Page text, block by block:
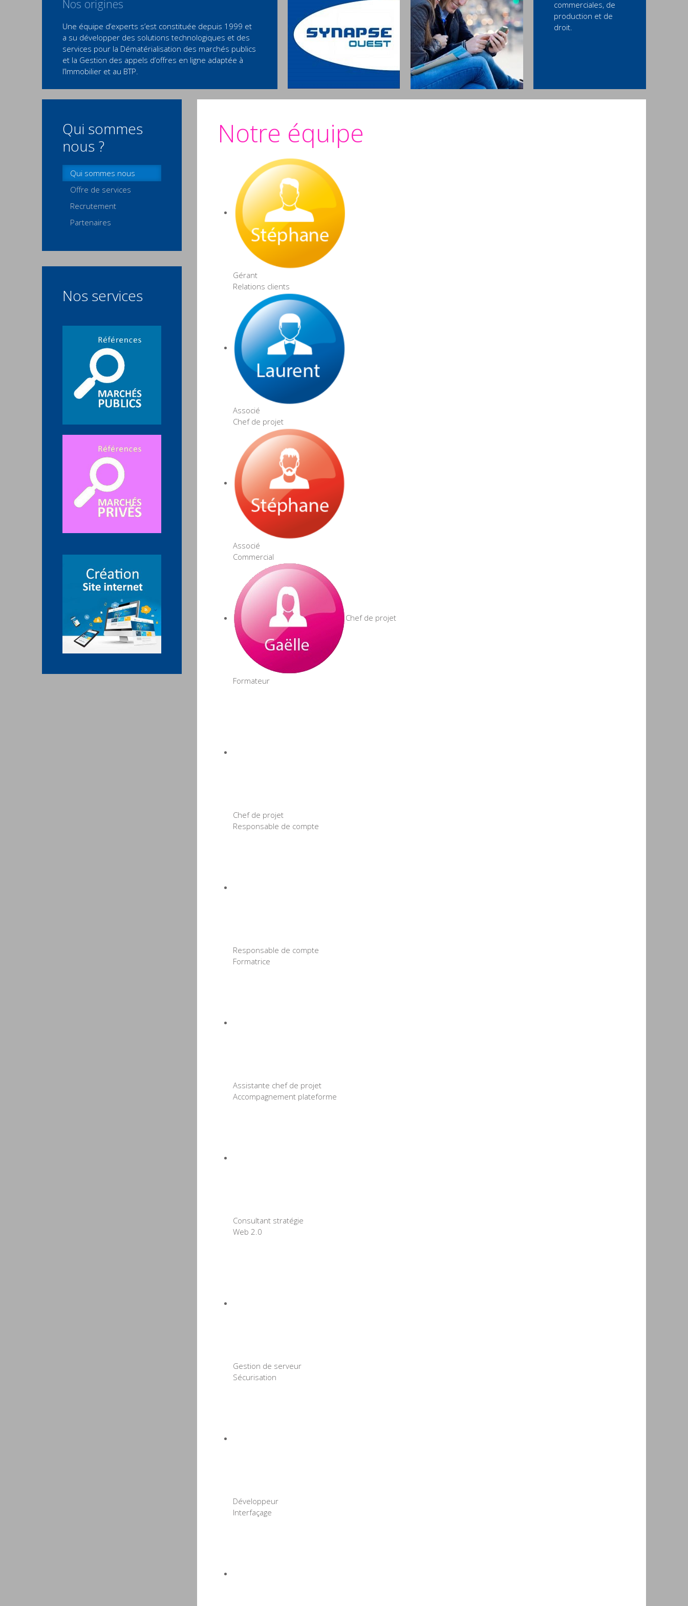
commerciales, de
production et de
droit.
Nos origines
Une équipe d’experts s’est constituée depuis 1999 et
a su développer des solutions technologiques et des
services pour la Dématérialisation des marchés publics
et la Gestion des appels d’offres en ligne adaptée à
l’Immobilier et au BTP.
Notre équipe
Gérant
Relations clients
Associé
Chef de projet
Associé
Commercial
Chef de projet
Formateur
Chef de projet
Responsable de compte
Responsable de compte
Formatrice
Assistante chef de projet
Accompagnement plateforme
Consultant stratégie
Web 2.0
Gestion de serveur
Sécurisation
Développeur
Interfaçage
Qui sommes
nous ?
Qui sommes nous
Offre de services
Recrutement
Partenaires
Nos services